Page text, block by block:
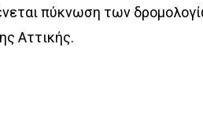
πύκνωση των
Αττικής.